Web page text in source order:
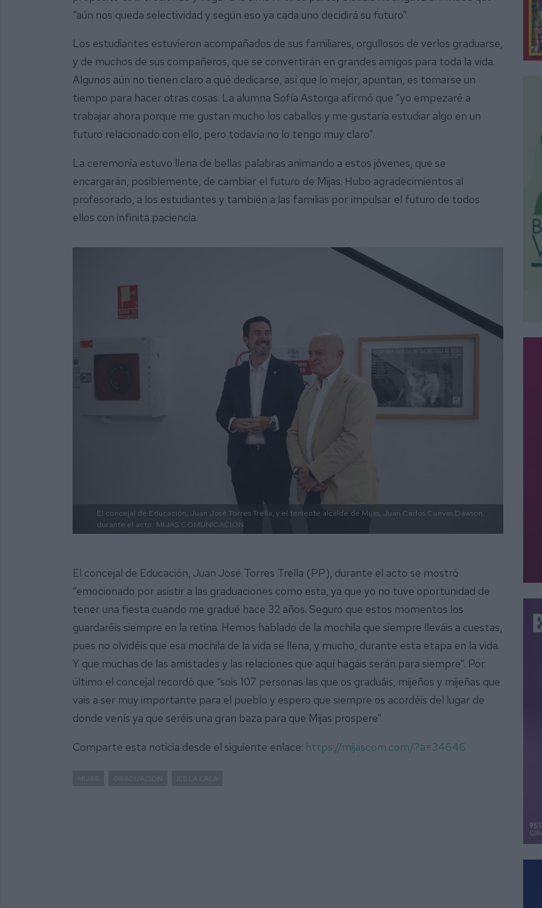
“aún nos queda selectividad y según eso ya cada uno decidirá su futuro”.
Los estudiantes estuvieron acompañados de sus familiares, orgullosos de verlos graduarse,
y de muchos de sus compañeros, que se convertirán en grandes amigos para toda la vida.
Algunos aún no tienen claro a qué dedicarse, así que lo mejor, apuntan, es tomarse un
tiempo para hacer otras cosas. La alumna Sofía Astorga afirmó que “yo empezaré a
trabajar ahora porque me gustan mucho los caballos y me gustaría estudiar algo en un
futuro relacionado con ello, pero todavía no lo tengo muy claro”.
La ceremonia estuvo llena de bellas palabras animando a estos jóvenes, que se
encargarán, posiblemente, de cambiar el futuro de Mijas. Hubo agradecimientos al
profesorado, a los estudiantes y también a las familias por impulsar el futuro de todos
ellos con infinita paciencia.
El concejal de Educación, Juan José Torres Trella, y el teniente alcalde de Mijas, Juan Carlos Cuevas Dawson,
durante el acto. MIJAS COMUNICACIÓN
El concejal de Educación, Juan José Torres Trella (PP), durante el acto se mostró
“emocionado por asistir a las graduaciones como esta, ya que yo no tuve oportunidad de
tener una fiesta cuando me gradué hace 32 años. Seguro que estos momentos los
guardaréis siempre en la retina. Hemos hablado de la mochila que siempre lleváis a cuestas,
pues no olvidéis que esa mochila de la vida se llena, y mucho, durante esta etapa en la vida.
Y que muchas de las amistades y las relaciones que aquí hagáis serán para siempre”. Por
último el concejal recordó que “sois 107 personas las que os graduáis, mijeños y mijeñas que
vais a ser muy importante para el pueblo y espero que siempre os acordéis del lugar de
donde venís ya que seréis una gran baza para que Mijas prospere”.
Comparte esta noticia desde el siguiente enlace: https://mijascom.com/?a=34646